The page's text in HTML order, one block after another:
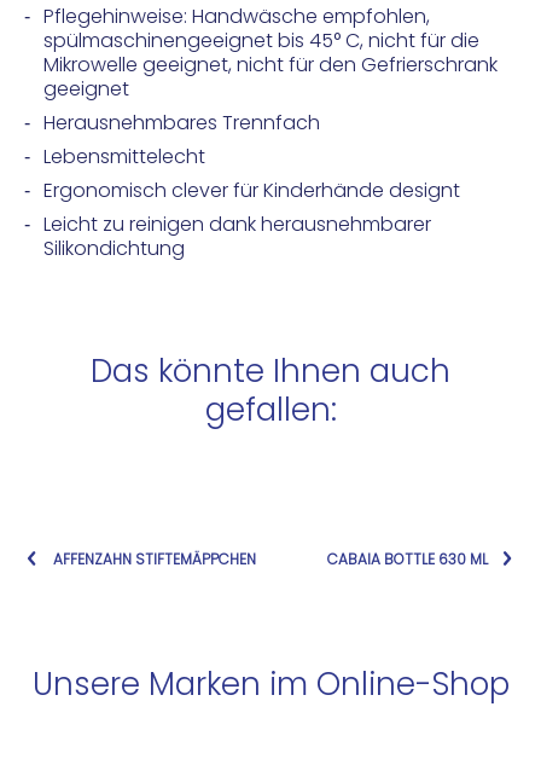
Pflegehinweise: Handwäsche empfohlen,
spülmaschinengeeignet bis 45° C, nicht für die
Mikrowelle geeignet, nicht für den Gefrierschrank
geeignet
Herausnehmbares Trennfach
Lebensmittelecht
Ergonomisch clever für Kinderhände designt
Leicht zu reinigen dank herausnehmbarer
Silikondichtung
Das könnte Ihnen auch
gefallen:
AFFENZAHN STIFTEMÄPPCHEN CABAIA BOTTLE 630 ML
Unsere Marken im Online-Shop